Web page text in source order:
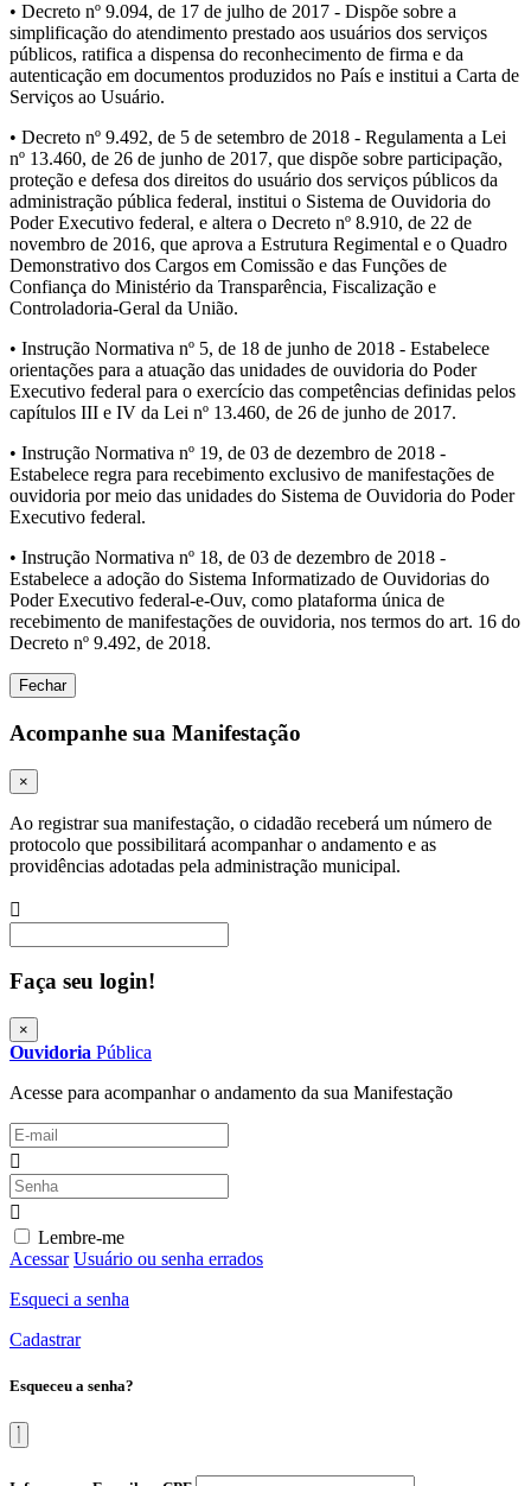
• Decreto nº 9.094, de 17 de julho de 2017 - Dispõe sobre a
simplificação do atendimento prestado aos usuários dos serviços
públicos, ratifica a dispensa do reconhecimento de firma e da
autenticação em documentos produzidos no País e institui a Carta de
Serviços ao Usuário.
• Decreto nº 9.492, de 5 de setembro de 2018 - Regulamenta a Lei
nº 13.460, de 26 de junho de 2017, que dispõe sobre participação,
proteção e defesa dos direitos do usuário dos serviços públicos da
administração pública federal, institui o Sistema de Ouvidoria do
Poder Executivo federal, e altera o Decreto nº 8.910, de 22 de
novembro de 2016, que aprova a Estrutura Regimental e o Quadro
Demonstrativo dos Cargos em Comissão e das Funções de
Confiança do Ministério da Transparência, Fiscalização e
Controladoria-Geral da União.
• Instrução Normativa nº 5, de 18 de junho de 2018 - Estabelece
orientações para a atuação das unidades de ouvidoria do Poder
Executivo federal para o exercício das competências definidas pelos
capítulos III e IV da Lei nº 13.460, de 26 de junho de 2017.
• Instrução Normativa nº 19, de 03 de dezembro de 2018 -
Estabelece regra para recebimento exclusivo de manifestações de
ouvidoria por meio das unidades do Sistema de Ouvidoria do Poder
Executivo federal.
• Instrução Normativa nº 18, de 03 de dezembro de 2018 -
Estabelece a adoção do Sistema Informatizado de Ouvidorias do
Poder Executivo federal-e-Ouv, como plataforma única de
recebimento de manifestações de ouvidoria, nos termos do art. 16 do
Decreto nº 9.492, de 2018.
Fechar
Acompanhe sua Manifestação
×
Ao registrar sua manifestação, o cidadão receberá um número de
protocolo que possibilitará acompanhar o andamento e as
providências adotadas pela administração municipal.
Faça seu login!
×
Ouvidoria Pública
Acesse para acompanhar o andamento da sua Manifestação
Lembre-me
Acessar Usuário ou senha errados
Esqueci a senha
Cadastrar
Esqueceu a senha?